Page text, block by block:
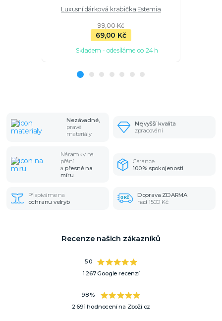
Luxusní dárková krabička Estemia
99,00 Kč
69,00 Kč
Skladem - odesíláme do 24 h
Nezávadné,
pravé
materiály
Nejvyšší kvalita
zpracování
Náramky na
přání
a přesně na
míru
Garance
100% spokojenosti
Přispíváme na
ochranu velryb
Doprava ZDARMA
nad 1500 Kč
Recenze našich zákazníků
5.0
1 267 Google recenzí
98 %
2 691 hodnocení na Zboží.cz